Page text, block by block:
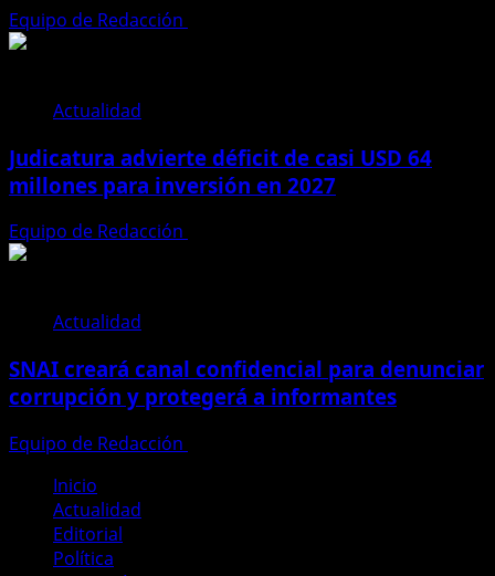
Equipo de Redacción
Actualidad
Judicatura advierte déficit de casi USD 64
millones para inversión en 2027
Equipo de Redacción
Actualidad
SNAI creará canal confidencial para denunciar
corrupción y protegerá a informantes
Equipo de Redacción
Inicio
Actualidad
Editorial
Política